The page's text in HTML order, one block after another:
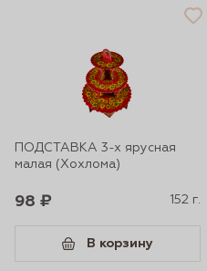
ПОДСТАВКА 3-х ярусная
малая (Хохлома)
98 ₽ 152 г.
В корзину